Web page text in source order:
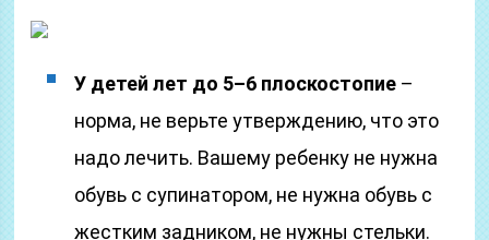
У детей лет до 5–6 плоскостопие –
норма, не верьте утверждению, что это
надо лечить. Вашему ребенку не нужна
обувь с супинатором, не нужна обувь с
жестким задником, не нужны стельки.